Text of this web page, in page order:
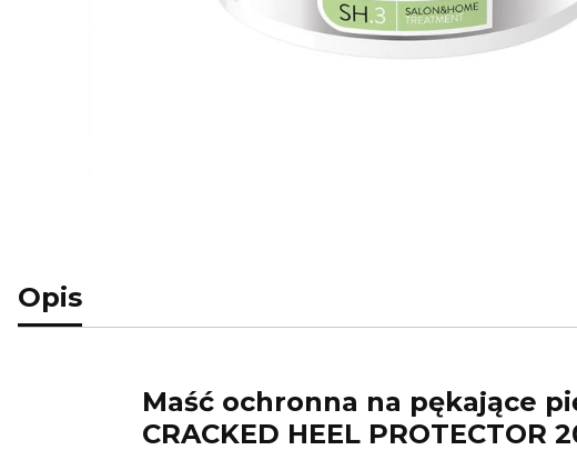
Opis
Maść ochronna na pękające
CRACKED HEEL PROTECTOR